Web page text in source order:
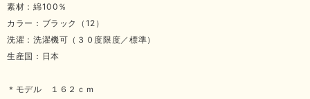
素材：綿100％
カラー：ブラック（12）
洗濯：洗濯機可（３０度限度／標準）
生産国：日本
＊モデル １６２ｃｍ